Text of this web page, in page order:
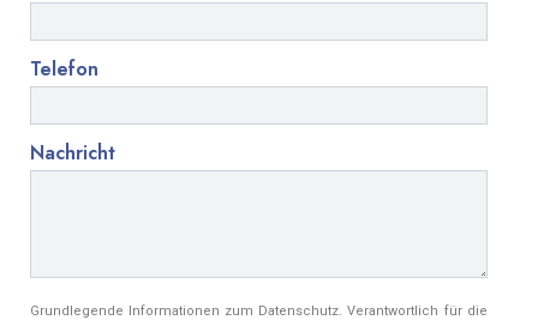
Telefon
Nachricht
Grundlegende Informationen zum Datenschutz. Verantwortlich für die